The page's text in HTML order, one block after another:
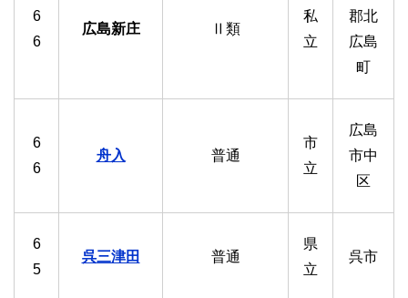
6
6
広島新庄 Ⅱ類
私
立
郡北
広島
町
6
6
舟入 普通
市
立
広島
市中
区
6
5
呉三津田 普通
県
立
呉市